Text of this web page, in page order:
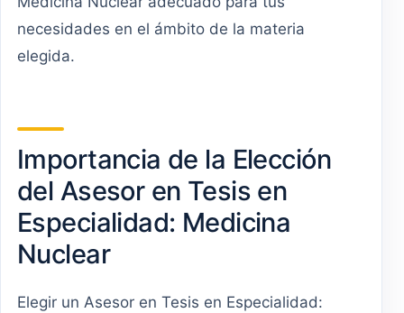
necesidades en el ámbito de la materia
elegida.
Importancia de la Elección
del Asesor en Tesis en
Especialidad: Medicina
Nuclear
Elegir un Asesor en Tesis en Especialidad: